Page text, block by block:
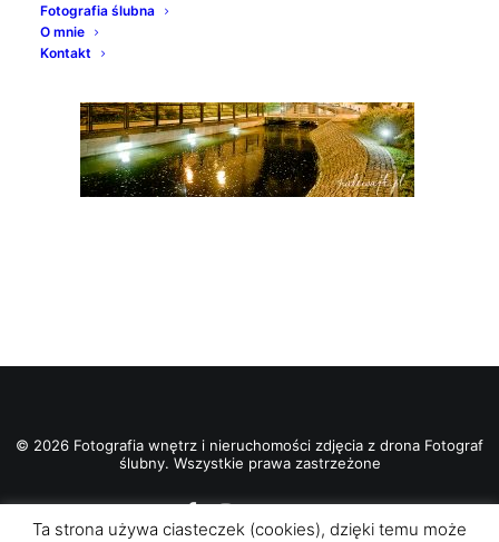
Fotografia ślubna
O mnie
Kontakt
© 2026 Fotografia wnętrz i nieruchomości zdjęcia z drona Fotograf
ślubny. Wszystkie prawa zastrzeżone
Ta strona używa ciasteczek (cookies), dzięki temu może